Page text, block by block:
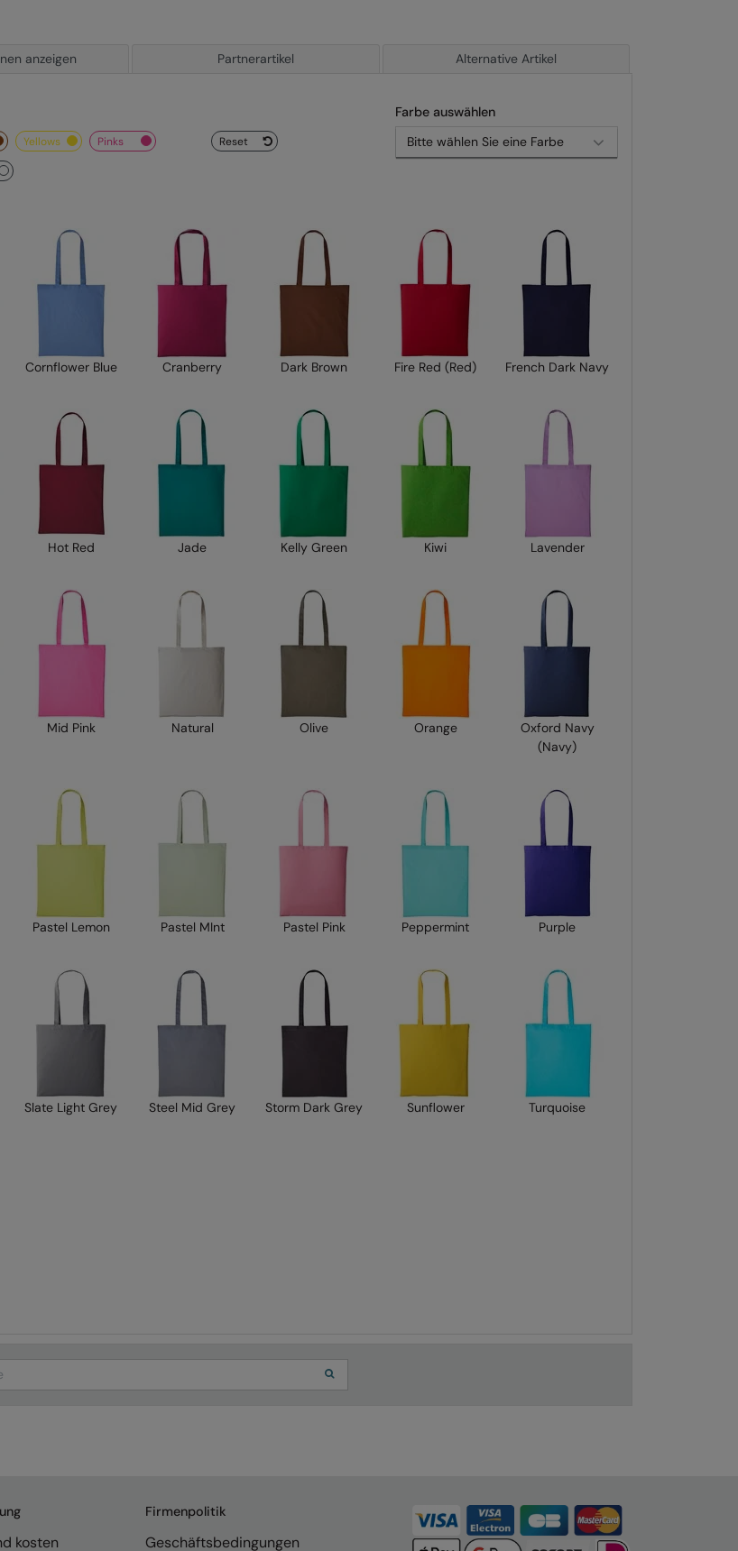
anzeigen Partnerartikel Alternative Artikel
Farbe auswählen
Reset
yellows pinks
Cornflower Blue Cranberry Dark Brown Fire Red (Red) French Dark Navy
Hot Red Jade Kelly Green Kiwi Lavender
Mid Pink Natural Olive Orange
Oxford Navy
(Navy)
Pastel Lemon Pastel MInt Pastel Pink Peppermint Purple
Slate Light Grey Steel Mid Grey Storm Dark Grey Sunflower Turquoise
kosten
Firmenpolitik
Geschäftsbedingungen